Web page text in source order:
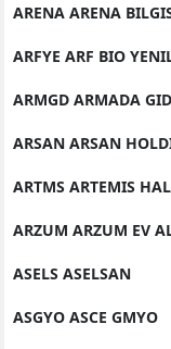
ARENA ARENA
ARFYE ARF BIO
ARMGD ARMADA
ARSAN ARSAN
ARTMS ARTEMIS
ARZUM ARZUM EV
ASELS ASELSAN
ASGYO ASCE GMYO